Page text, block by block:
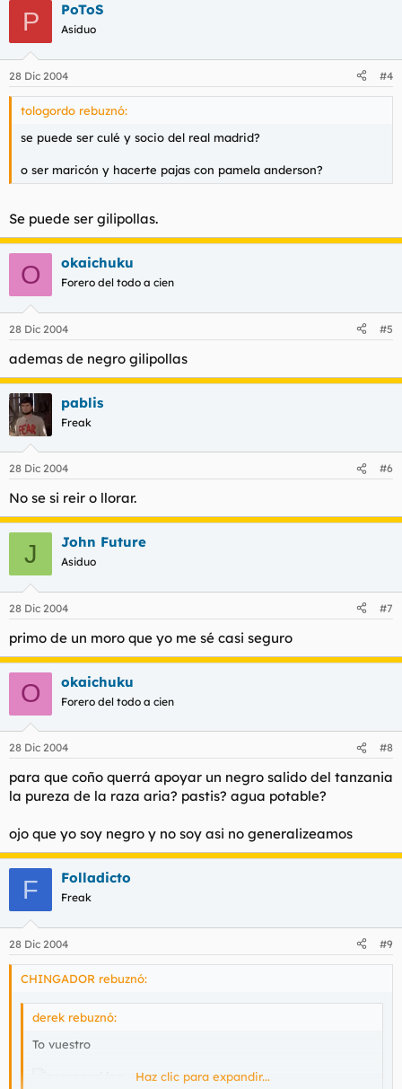
P PoToS
Asiduo
28 Dic 2004 #4
tologordo rebuznó:
se puede ser culé y socio del real madrid?
o ser maricón y hacerte pajas con pamela anderson?
Se puede ser gilipollas.
O okaichuku
Forero del todo a cien
28 Dic 2004 #5
ademas de negro gilipollas
pablis
Freak
28 Dic 2004 #6
No se si reir o llorar.
J John Future
Asiduo
28 Dic 2004 #7
primo de un moro que yo me sé casi seguro
O okaichuku
Forero del todo a cien
28 Dic 2004 #8
para que coño querrá apoyar un negro salido del tanzania
la pureza de la raza aria? pastis? agua potable?
ojo que yo soy negro y no soy asi no generalizeamos
F Folladicto
Freak
28 Dic 2004 #9
CHINGADOR rebuznó:
derek rebuznó:
To vuestro
Haz clic para expandir...